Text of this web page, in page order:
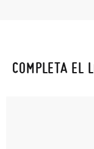
COMPLETA EL